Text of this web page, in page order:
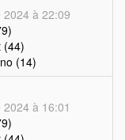
à 22:09
(44)
(14)
à 16:01